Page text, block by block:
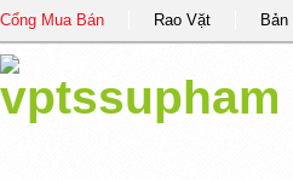
Cổng Mua Bán Rao Vặt